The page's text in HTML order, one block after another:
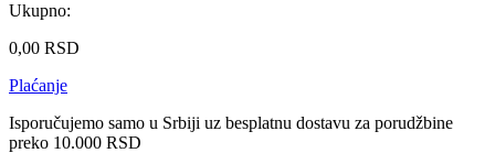
Ukupno:
0,00 RSD
Plaćanje
Isporučujemo samo u Srbiji uz besplatnu dostavu za porudžbine
preko 10.000 RSD